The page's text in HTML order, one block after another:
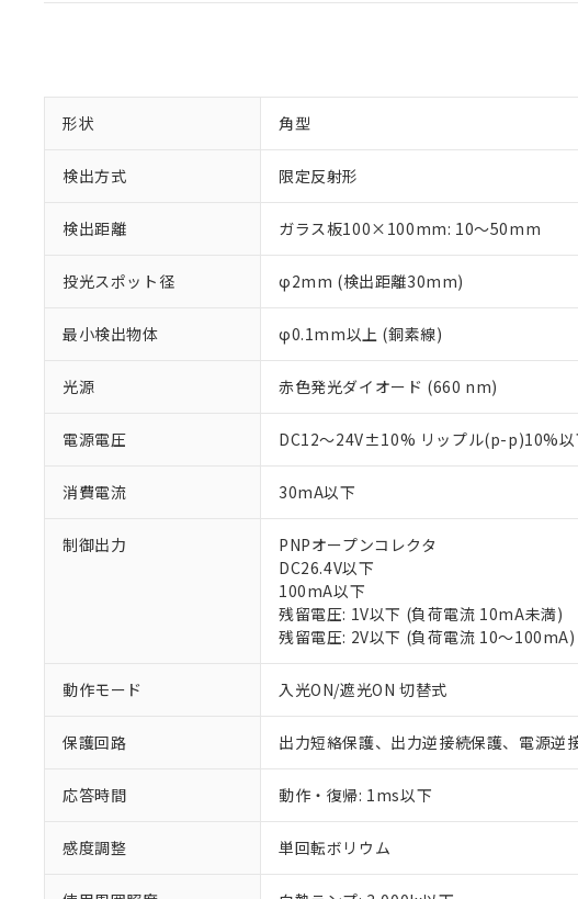
形状 角型
検出方式 限定反射形
検出距離 ガラス板100×100mm: 10～50mm
投光スポット径 φ2mm (検出距離30mm)
最小検出物体 φ0.1mm以上 (銅素線)
光源 赤色発光ダイオード (660 nm)
電源電圧 DC12～24V±10% リップル(p-p)10%以
消費電流 30mA以下
制御出力
PNPオープンコレクタ
DC26.4V以下
100mA以下
残留電圧: 1V以下 (負荷電流 10mA未満)
残留電圧: 2V以下 (負荷電流 10～100mA)
動作モード 入光ON/遮光ON 切替式
保護回路 出力短絡保護、出力逆接続保護、電源逆
応答時間 動作・復帰: 1ms以下
感度調整 単回転ボリウム
ご利用条件
以下の条件をお読みいただき
※1 対応状況
対応予定：EU RoHS指令（10
対応予定なし：EU RoHS指令
調査・確認中：EU RoHS指令
非該当品：ライセンス料など
仕入先様の事情により、非含
*EU RoHS指令（10物質）：
鉛(Pb) 1000ppm以下、 水銀(Hg)
六価クロム(Cr(Ⅵ)) 1000ppm以下、ポ
※1 中国RoHS○×表
「○」：最大均質材料含有率が
「×」：最大均質材料含有率が
「－」：未確認です。当社販
記
説明